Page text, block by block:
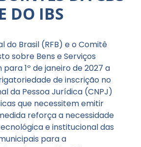
DO IBS
do Brasil (RFB) e o Comitê
sobre Bens e Serviços
1º de janeiro de 2027 a
de inscrição no
da Pessoa Jurídica (CNPJ)
que necessitem emitir
reforça a necessidade
e institucional das
para a